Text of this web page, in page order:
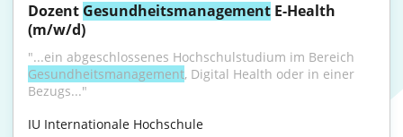
Dozent Gesundheitsmanagement E-Health
(m/w/d)
Gesundheitsmanagement, Digital Health oder in einer
Bezugs..."
IU Internationale Hochschule